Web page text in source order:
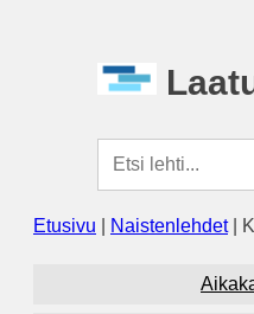
Etusivu Naistenlehdet|